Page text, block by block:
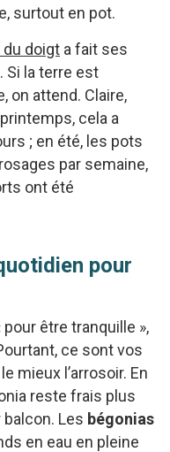
surtout en pot.
doigt a fait ses
Si la terre est
on attend. Claire,
cela a
; en été, les pots
par semaine,
ont été
pour
être tranquille »,
ce sont vos
mieux l’arrosoir. En
reste frais plus
Les bégonias
en eau en pleine